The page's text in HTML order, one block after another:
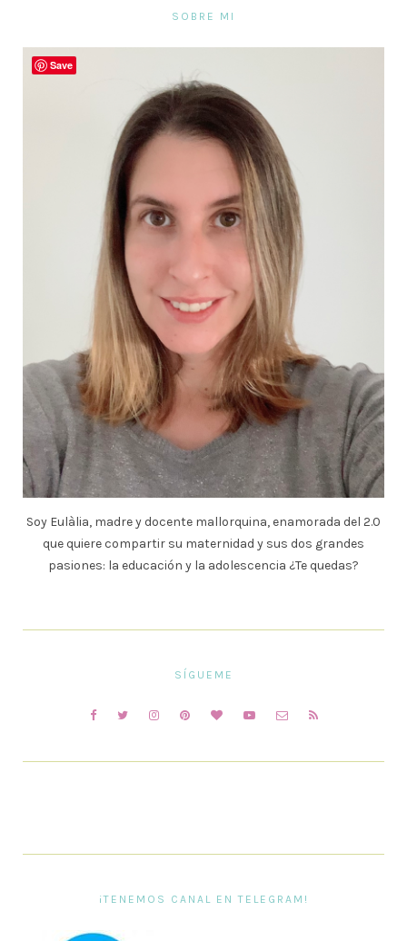
SOBRE MI
Soy Eulàlia, madre y docente mallorquina, enamorada del 2.0
que quiere compartir su maternidad y sus dos grandes
pasiones: la educación y la adolescencia ¿Te quedas?
SÍGUEME
¡TENEMOS CANAL EN TELEGRAM!
Save